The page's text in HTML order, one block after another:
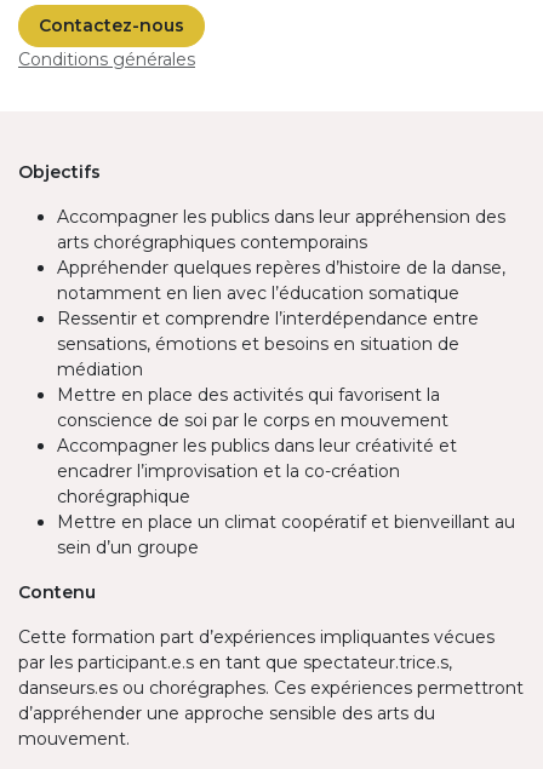
Contactez-nous
Conditions générales
Objectifs
Accompagner les publics dans leur appréhension des
arts chorégraphiques contemporains
Appréhender quelques repères d’histoire de la danse,
notamment en lien avec l’éducation somatique
Ressentir et comprendre l’interdépendance entre
sensations, émotions et besoins en situation de
médiation
Mettre en place des activités qui favorisent la
conscience de soi par le corps en mouvement
Accompagner les publics dans leur créativité et
encadrer l’improvisation et la co-création
chorégraphique
Mettre en place un climat coopératif et bienveillant au
sein d’un groupe
Contenu
Cette formation part d’expériences impliquantes vécues
par les participant.e.s en tant que spectateur.trice.s,
danseurs.es ou chorégraphes. Ces expériences permettront
d’appréhender une approche sensible des arts du
mouvement.